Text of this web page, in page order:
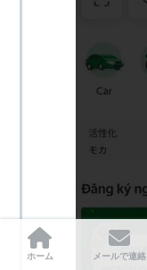
ホーム メールで連絡